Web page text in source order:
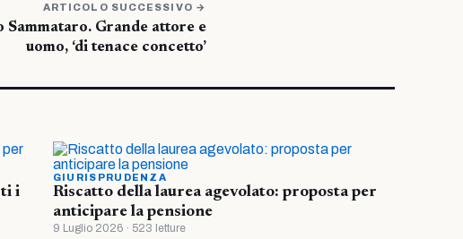
ARTICOLO SUCCESSIVO →
Sammataro. Grande attore e
uomo, ‘di tenace concetto’
i
GIURISPRUDENZA
Riscatto della laurea agevolato: proposta per
anticipare la pensione
9 Luglio 2026 · 523 letture